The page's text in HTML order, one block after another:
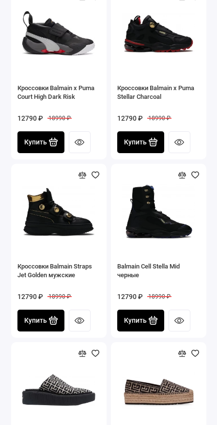
Кроссовки Balmain x Puma
Court High Dark Risk
12790 ₽ 18990 ₽
Купить
Кроссовки Balmain x Puma
Stellar Charcoal
12790 ₽ 18990 ₽
Купить
Кроссовки Balmain Straps
Jet Golden мужские
12790 ₽ 18990 ₽
Купить
Balmain Cell Stella Mid
черные
12790 ₽ 18990 ₽
Купить